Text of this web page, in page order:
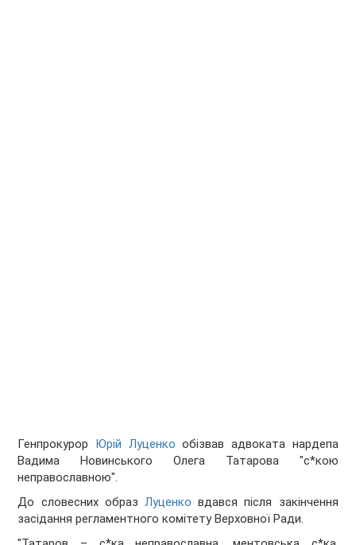
Генпрокурор Юрій Луценко обізвав адвоката нардепа
Вадима Новинського Олега Татарова "с*кою
неправославною".
До словесних образ Луценко вдався після закінчення
засідання регламентного комітету Верховної Ради.